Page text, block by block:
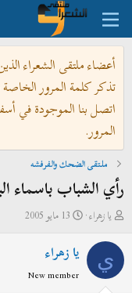
أعضاء ملتقى الشعراء
تذكر كلمة المرور
اتصل بنا الموجودة في
المرور.
ملتقى الضحك والفرفشه
رأي الشباب باسماء
ب
ئ
يا زهراء
ت
ر
13 مايو 2005
ي يا زهراء
New member